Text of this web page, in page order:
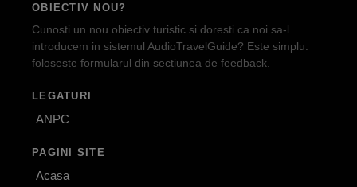
OBIECTIV NOU?
Cunosti un nou obiectiv turistic si doresti ca noi sa-l
introducem in sistemul AudioTravelGuide? Este simplu:
foloseste formularul din sectiunea de feedback.
LEGATURI
ANPC
PAGINI SITE
Acasa